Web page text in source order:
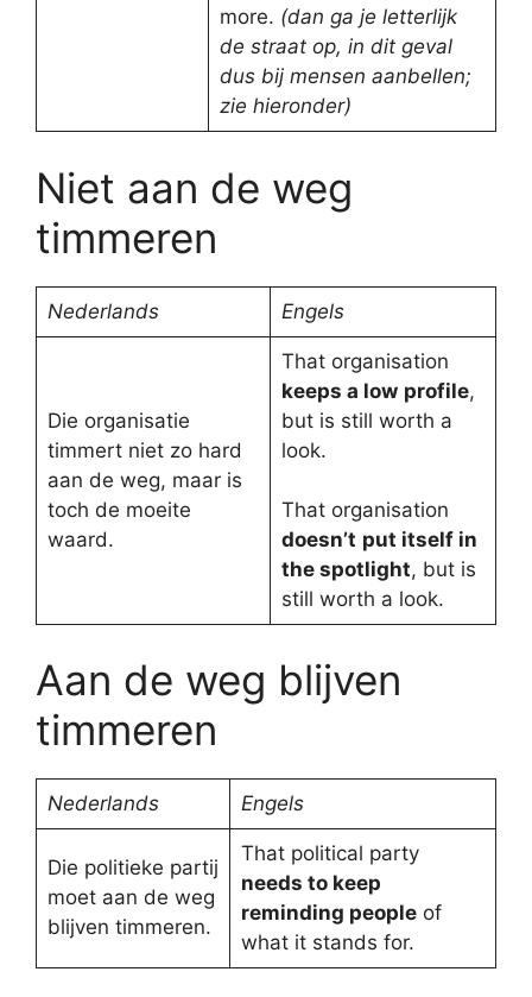
more. (dan ga je letterlijk
de straat op, in dit geval
dus bij mensen aanbellen;
zie hieronder)
Niet aan de weg
timmeren
Nederlands Engels
Die organisatie
timmert niet zo hard
aan de weg, maar is
toch de moeite
waard.
That organisation
keeps a low profile,
but is still worth a
look.
That organisation
doesn’t put itself in
the spotlight, but is
still worth a look.
Aan de weg blijven
timmeren
Nederlands Engels
Die politieke partij
moet aan de weg
blijven timmeren.
That political party
needs to keep
reminding peopleof
what it stands for.